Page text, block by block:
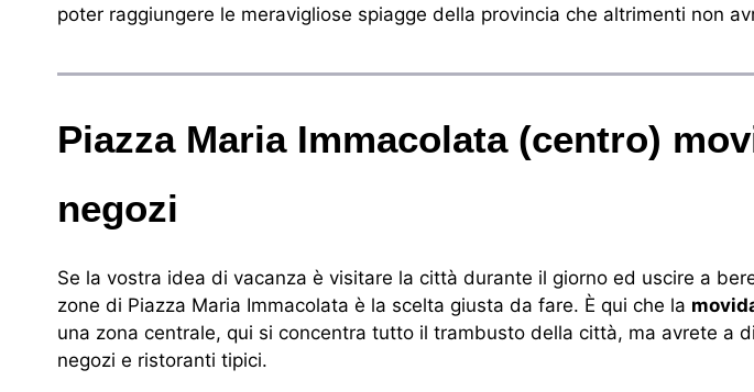
poter raggiungere le meravigliose spiagge della provincia che altrimenti non
Piazza Maria Immacolata (centro)
negozi
Se la vostra idea di vacanza è visitare la città durante il giorno ed uscire a
zone di Piazza Maria Immacolata è la scelta giusta da fare. È qui che la
una zona centrale, qui si concentra tutto il trambusto della città, ma avrete a
negozi e ristoranti tipici.